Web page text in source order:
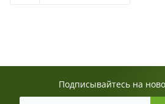
Подписывайтесь на